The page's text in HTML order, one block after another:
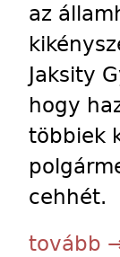
az
Jaksity
hogy
többiek
cehhét.
tovább